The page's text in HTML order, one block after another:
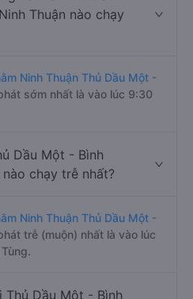
Thuận nào chạy
Ninh Thuận Thủ Dầu Một -
sớm nhất là vào lúc 9:30
Dầu Một - Bình
chạy trễ nhất?
Ninh Thuận Thủ Dầu Một -
trễ (muộn) nhất là vào lúc
Thủ Dầu Một - Bình